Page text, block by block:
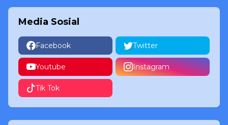
Media Sosial
Facebook Twitter
Youtube Instagram
Tik Tok